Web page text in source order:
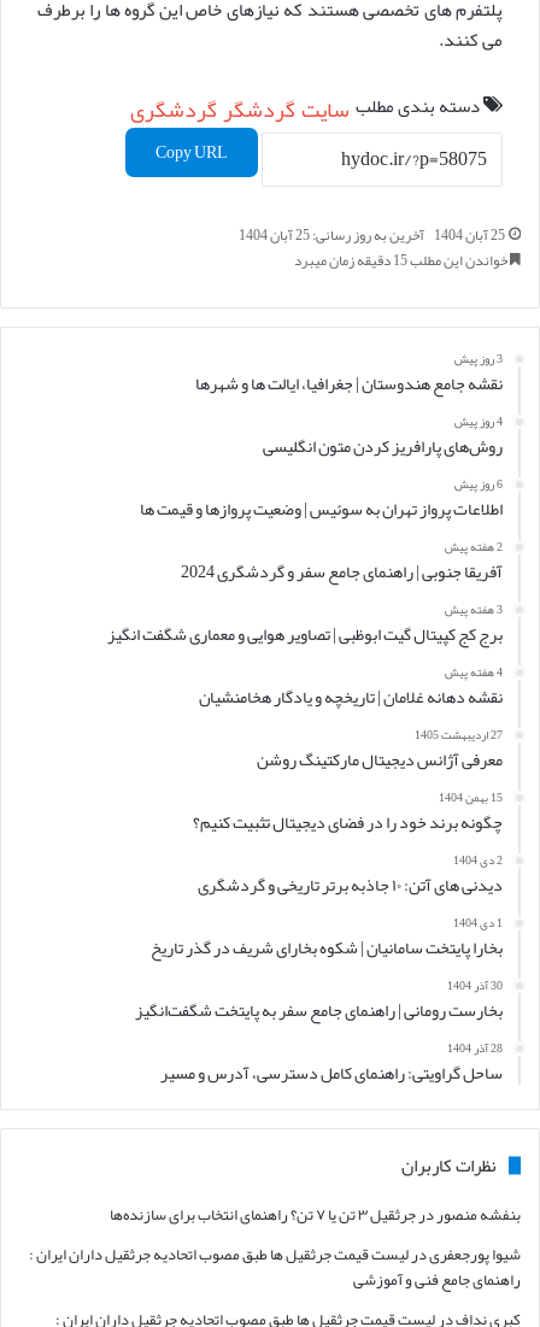
پلتفرم های تخصصی هستند که نیازهای خاص این گروه ها را برطرف
می کنند.
دسته بندی مطلب سایتگردشگرگردشگری
Copy URL
25 آبان 1404
آخرین به روز رسانی: 25 آبان 1404
خواندن این مطلب 15 دقیقه زمان میبرد
3 روز پیش
نقشه جامع هندوستان | جغرافیا، ایالت ها و شهرها
4 روز پیش
روش‌های پارافریز کردن متون انگلیسی
6 روز پیش
اطلاعات پرواز تهران به سوئیس | وضعیت پروازها و قیمت ها
2 هفته پیش
آفریقا جنوبی | راهنمای جامع سفر و گردشگری 2024
3 هفته پیش
برج کج کپیتال گیت ابوظبی | تصاویر هوایی و معماری شگفت انگیز
4 هفته پیش
نقشه دهانه غلامان | تاریخچه و یادگار هخامنشیان
27 اردیبهشت 1405
معرفی آژانس دیجیتال مارکتینگ روشن
15 بهمن 1404
چگونه برند خود را در فضای دیجیتال تثبیت کنیم؟
2 دی 1404
دیدنی های آتن: ۱۰ جاذبه برتر تاریخی و گردشگری
1 دی 1404
بخارا پایتخت سامانیان | شکوه بخارای شریف در گذر تاریخ
30 آذر 1404
بخارست رومانی | راهنمای جامع سفر به پایتخت شگفت‌انگیز
28 آذر 1404
ساحل گراویتی: راهنمای کامل دسترسی، آدرس و مسیر
نظرات کاربران
بنفشه منصوردرجرثقیل ۳ تن یا ۷ تن؟ راهنمای انتخاب برای سازنده‌ها
شیوا پورجعفریدرلیست قیمت جرثقیل ها طبق مصوب اتحادیه جرثقیل داران ایران :
راهنمای جامع فنی و آموزشی
کبری ندافدرلیست قیمت جرثقیل ها طبق مصوب اتحادیه جرثقیل داران ایران :